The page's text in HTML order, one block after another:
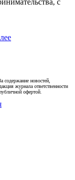
с
содержание новостей,
журнала ответственности
офертой.